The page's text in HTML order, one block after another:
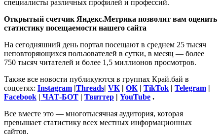
специалисты различных профилей и профессий.
Открытый счетчик Яндекс.Метрика позволит вам оценить
статистику посещаемости нашего сайта
На сегодняшний день портал посещают в среднем 25 тысяч
неповторяющихся пользователей в сутки, в месяц — более
750 тысяч читателей и более 1,5 миллионов просмотров.
Также все новости публикуются в группах Край.бай в
соцсетях: Instagram |Threads| VК | ОК | TikTok | Telegram |
Facebook | ЧАТ-БОТ | Твиттер | YouTube .
Все вместе это — многотысячная аудитория, которая
превышает статистику всех местных информационных
сайтов.